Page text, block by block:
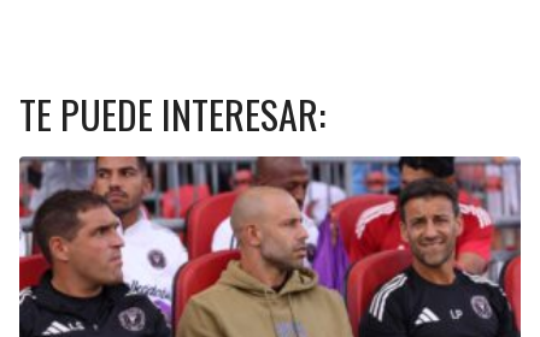
TE PUEDE INTERESAR: